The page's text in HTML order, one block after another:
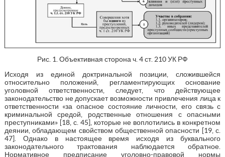
Рис. 1. Объективная сторона ч. 4 ст. 210 УК РФ
Исходя из единой доктринальной позиции, сложившейся
относительно положений, регламентирующих основание
уголовной ответственности, следует, что действующее
законодательство не допускает возможности привлечения лица к
ответственности «за опасное состояние личности, его связь с
криминальной средой, родственные отношения с опасными
преступниками» [18, с. 45], которые не воплотились в конкретном
деянии, обладающем свойством общественной опасности [19, с.
47]. Однако в настоящее время исходя из буквального
законодательного трактования наблюдается обратное.
Нормативное предписание уголовно-правовой нормы